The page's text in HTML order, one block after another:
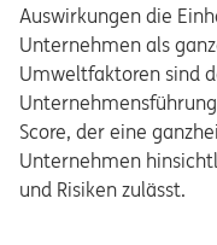
Auswirkungen die
Unternehmen als
Umweltfaktoren sind
Score, der eine
Unternehmen
und Risiken zulässt.